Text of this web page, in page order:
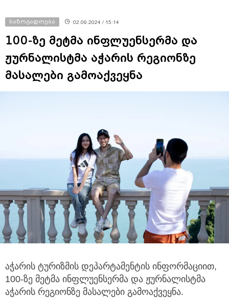
საზოგადოება 02.09.2024 / 15:14
100-ზე მეტმა ინფლუენსერმა და
ჟურნალისტმა აჭარის რეგიონზე
მასალები გამოაქვეყნა
აჭარის ტურიზმის დეპარტამენტის ინფორმაციით,
100-ზე მეტმა ინფლუენსერმა და ჟურნალისტმა
აჭარის რეგიონზე მასალები გამოაქვეყნა.